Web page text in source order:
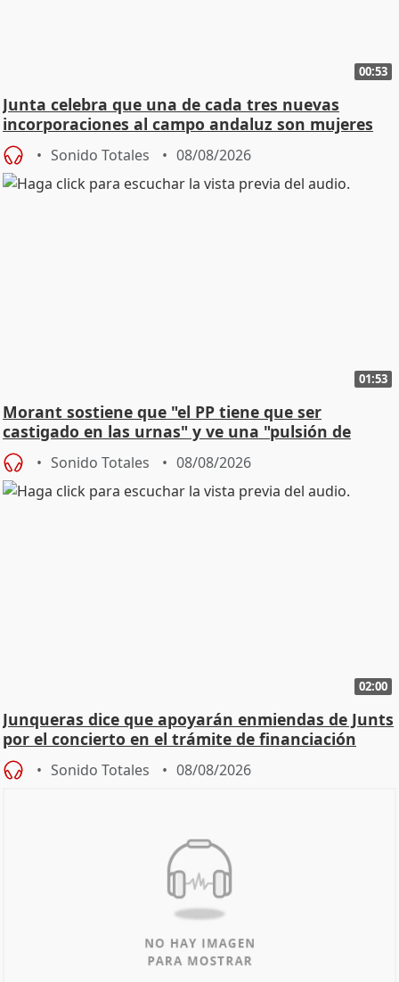
00:53
Junta celebra que una de cada tres nuevas
incorporaciones al campo andaluz son mujeres
jóvenes
Sonido Totales 08/08/2026
01:53
Morant sostiene que "el PP tiene que ser
castigado en las urnas" y ve una "pulsión de
cambio"
Sonido Totales 08/08/2026
02:00
Junqueras dice que apoyarán enmiendas de Junts
por el concierto en el trámite de financiación
Sonido Totales 08/08/2026